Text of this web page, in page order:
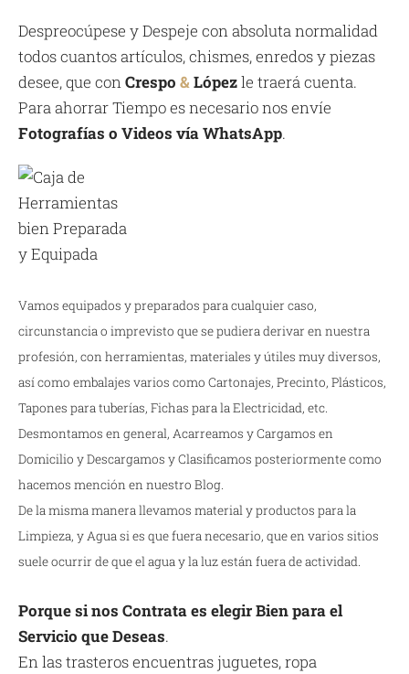
Despreocúpese y Despeje con absoluta normalidad
todos cuantos artículos, chismes, enredos y piezas
desee, que conCrespo &Lópezle traerá cuenta.
Para ahorrar Tiempo es necesario nos envíe
Fotografías o Videos vía WhatsApp.
Vamos equipados y preparados para cualquier caso,
circunstancia o imprevisto que se pudiera derivar en nuestra
profesión, con herramientas, materiales y útiles muy diversos,
así como embalajes varios como Cartonajes, Precinto, Plásticos,
Tapones para tuberías, Fichas para la Electricidad, etc.
Desmontamos en general, Acarreamos y Cargamos en
Domicilio y Descargamos y Clasificamos posteriormente como
hacemos mención en nuestro Blog.
De la misma manera llevamos material y productos para la
Limpieza, y Agua si es que fuera necesario, que en varios sitios
suele ocurrir de que el agua y la luz están fuera de actividad.
Porque si nos Contrata es elegir Bien para el
Servicio que Deseas.
En las trasteros encuentras juguetes, ropa